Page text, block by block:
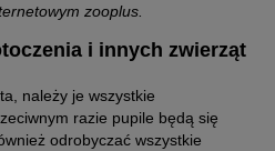
zooplus.
i innych zwierząt
należy je wszystkie
razie pupile będą się
odrobyczać wszystkie